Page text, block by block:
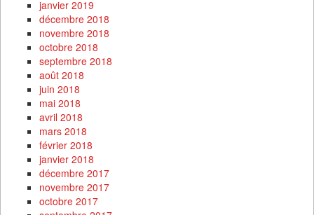
janvier 2019
décembre 2018
novembre 2018
octobre 2018
septembre 2018
août 2018
juin 2018
mai 2018
avril 2018
mars 2018
février 2018
janvier 2018
décembre 2017
novembre 2017
octobre 2017